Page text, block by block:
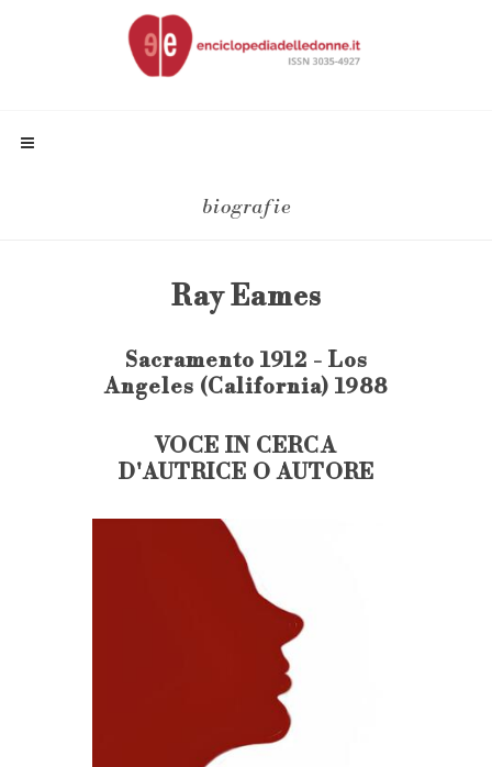
biografie
Ray Eames
Sacramento 1912 - Los
Angeles (California) 1988
VOCE IN CERCA
D'AUTRICE O AUTORE